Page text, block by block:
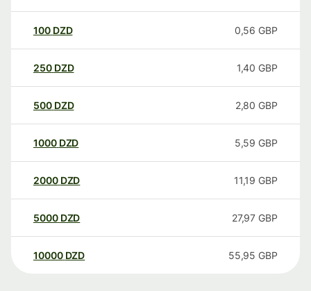
100 DZD 0,56 GBP
250 DZD 1,40 GBP
500 DZD 2,80 GBP
1000 DZD 5,59 GBP
2000 DZD 11,19 GBP
5000 DZD 27,97 GBP
10000 DZD 55,95 GBP